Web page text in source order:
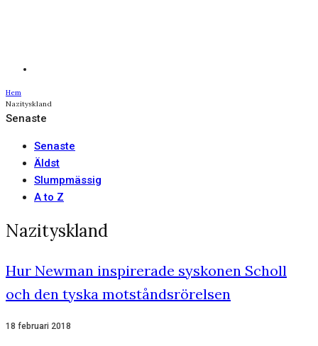
Hem
Nazityskland
Senaste
Senaste
Äldst
Slumpmässig
A to Z
Nazityskland
Hur Newman inspirerade syskonen Scholl
och den tyska motståndsrörelsen
18 februari 2018